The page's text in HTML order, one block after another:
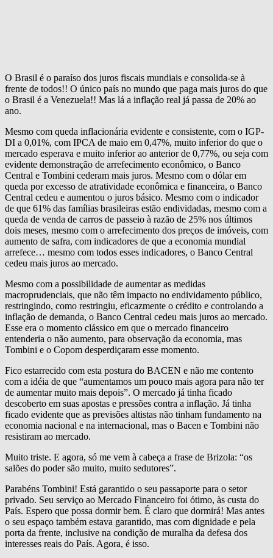
O Brasil é o paraíso dos juros fiscais mundiais e consolida-se à
frente de todos!! O único país no mundo que paga mais juros do que
o Brasil é a Venezuela!! Mas lá a inflação real já passa de 20% ao
ano.
Mesmo com queda inflacionária evidente e consistente, com o IGP-
DI a 0,01%, com IPCA de maio em 0,47%, muito inferior do que o
mercado esperava e muito inferior ao anterior de 0,77%, ou seja com
evidente demonstração de arrefecimento econômico, o Banco
Central e Tombini cederam mais juros. Mesmo com o dólar em
queda por excesso de atratividade econômica e financeira, o Banco
Central cedeu e aumentou o juros básico. Mesmo com o indicador
de que 61% das famílias brasileiras estão endividadas, mesmo com a
queda de venda de carros de passeio à razão de 25% nos últimos
dois meses, mesmo com o arrefecimento dos preços de imóveis, com
aumento de safra, com indicadores de que a economia mundial
arrefece… mesmo com todos esses indicadores, o Banco Central
cedeu mais juros ao mercado.
Mesmo com a possibilidade de aumentar as medidas
macroprudenciais, que não têm impacto no endividamento público,
restringindo, como restringiu, eficazmente o crédito e controlando a
inflação de demanda, o Banco Central cedeu mais juros ao mercado.
Esse era o momento clássico em que o mercado financeiro
entenderia o não aumento, para observação da economia, mas
Tombini e o Copom desperdiçaram esse momento.
Fico estarrecido com esta postura do BACEN e não me contento
com a idéia de que “aumentamos um pouco mais agora para não ter
de aumentar muito mais depois”. O mercado já tinha ficado
descoberto em suas apostas e pressões contra a inflação. Já tinha
ficado evidente que as previsões altistas não tinham fundamento na
economia nacional e na internacional, mas o Bacen e Tombini não
resistiram ao mercado.
Muito triste. E agora, só me vem à cabeça a frase de Brizola: “os
salões do poder são muito, muito sedutores”.
Parabéns Tombini! Está garantido o seu passaporte para o setor
privado. Seu serviço ao Mercado Financeiro foi ótimo, às custa do
País. Espero que possa dormir bem. É claro que dormirá! Mas antes
o seu espaço também estava garantido, mas com dignidade e pela
porta da frente, inclusive na condição de muralha da defesa dos
interesses reais do País. Agora, é isso.